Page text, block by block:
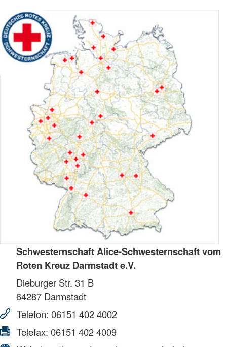
Schwesternschaft Alice-Schwesternschaft vom
Roten Kreuz Darmstadt e.V.
Dieburger Str. 31 B
64287 Darmstadt
Telefon: 06151 402 4002
Telefax: 06151 402 4009